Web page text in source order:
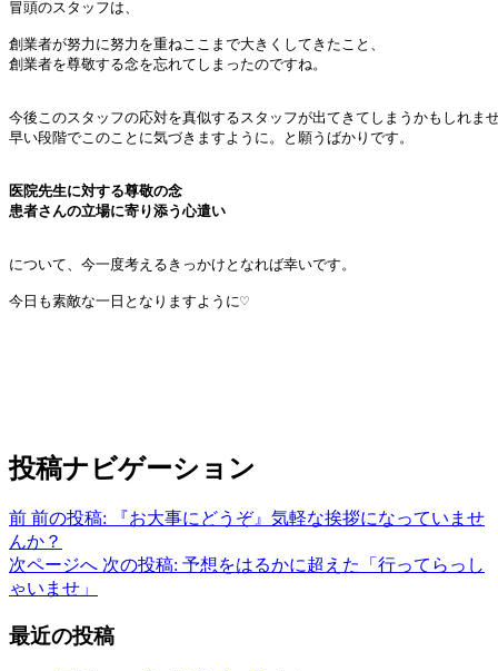
冒頭のスタッフは、
創業者が努力に努力を重ねここまで大きくしてきたこと、
創業者を尊敬する念を忘れてしまったのですね。
今後このスタッフの応対を真似するスタッフが出てきてしまうかもしれま
早い段階でこのことに気づきますように。と願うばかりです。
医院先生に対する尊敬の念
患者さんの立場に寄り添う心遣い
について、今一度考えるきっかけとなれば幸いです。
今日も素敵な一日となりますように♡
投稿ナビゲーション
前 前の投稿:
『お大事にどうぞ』気軽な挨拶になっていませ
んか？
次ページへ 次の投稿: 予想をはるかに超えた「行ってらっし
ゃいませ」
最近の投稿